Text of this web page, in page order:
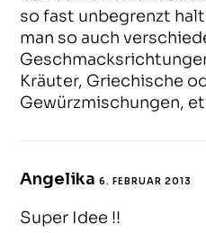
so fast unbegrenzt
man so auch
Kräuter, Griechische
Gewürzmischungen,
Angelika 6. FEBRUAR 2013
Super Idee !!